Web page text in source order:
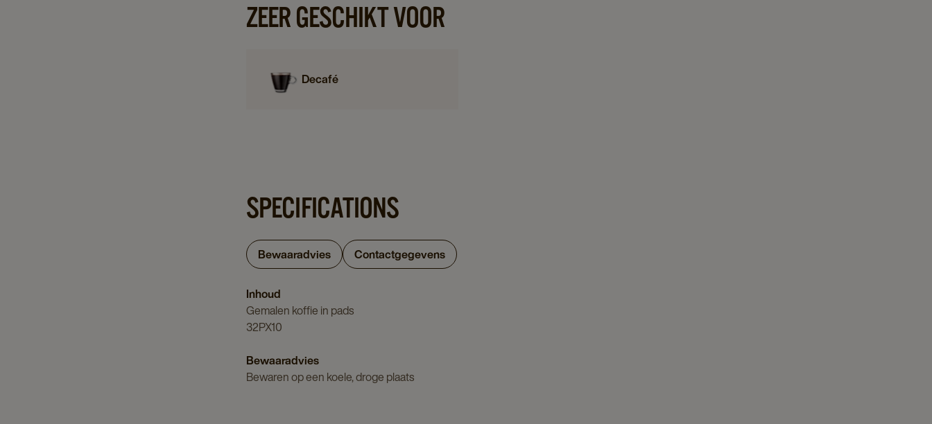
ZEER GESCHIKT VOOR
Decafé
SPECIFICATIONS
Bewaaradvies Contactgegevens
Inhoud
Gemalen koffie in pads
32PX10
Bewaaradvies
Bewaren op een koele, droge plaats